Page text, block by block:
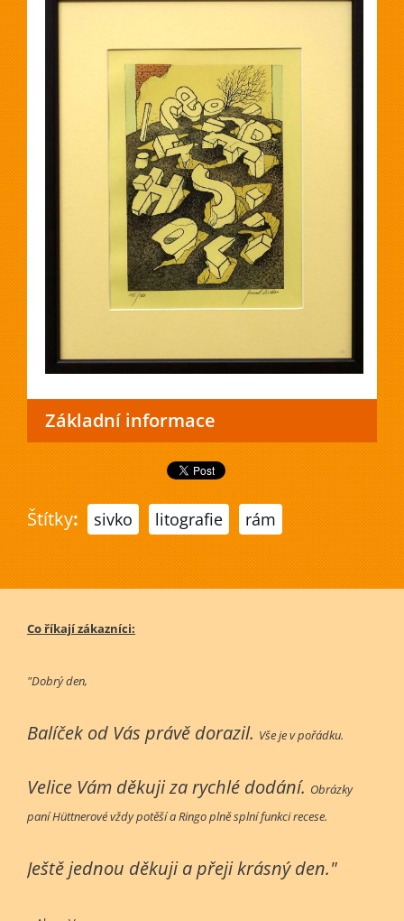
Základní informace
Štítky: sivko litografie rám
Co říkají zákazníci:
"Dobrý den,
Balíček od Vás právě dorazil. Vše je v pořádku.
Velice Vám děkuji za rychlé dodání. Obrázky
paní Hüttnerové vždy potěší a Ringo plně splní funkci recese.
Ještě jednou děkuji a přeji krásný den."